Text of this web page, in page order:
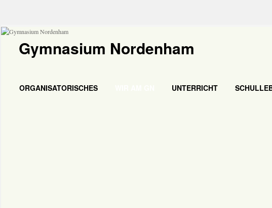
Gymnasium Nordenham
ORGANISATORISCHES UNTERRICHT